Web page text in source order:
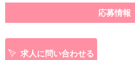
応募情報
求人に問い合わせる